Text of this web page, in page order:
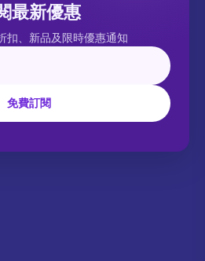
最新優惠
扣、新品及限時優惠通知
免費訂閱